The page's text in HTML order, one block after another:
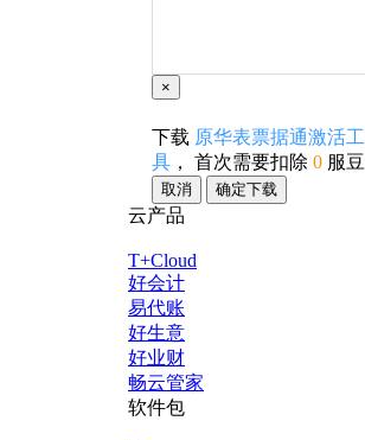
×
下载 原华表票据通激活工
具 ， 首次需要扣除 0 服豆
取消 确定下载
云产品
T+Cloud
好会计
易代账
好生意
好业财
畅云管家
软件包